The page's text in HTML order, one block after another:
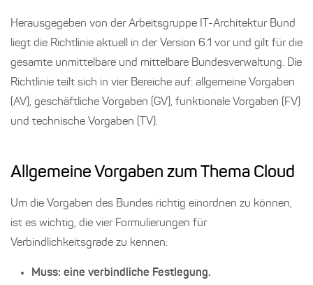
Herausgegeben von der Arbeitsgruppe IT-Architektur Bund
liegt die Richtlinie aktuell in der Version 6.1 vor und gilt für die
gesamte unmittelbare und mittelbare Bundesverwaltung. Die
Richtlinie teilt sich in vier Bereiche auf: allgemeine Vorgaben
(AV), geschäftliche Vorgaben (GV), funktionale Vorgaben (FV)
und technische Vorgaben (TV).
Allgemeine Vorgaben zum Thema Cloud
Um die Vorgaben des Bundes richtig einordnen zu können,
ist es wichtig, die vier Formulierungen für
Verbindlichkeitsgrade zu kennen:
Muss: eine verbindliche Festlegung.